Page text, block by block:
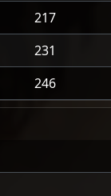
217
231
246